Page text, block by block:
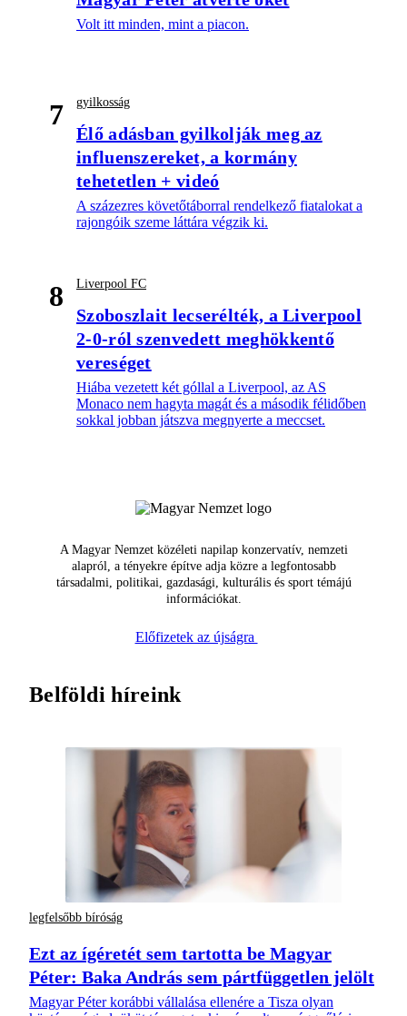
Volt itt minden, mint a piacon.
7 gyilkosság
Élő adásban gyilkolják meg az
influenszereket, a kormány
tehetetlen + videó
A százezres követőtáborral rendelkező fiatalokat a
rajongóik szeme láttára végzik ki.
8 Liverpool FC
Szoboszlait lecserélték, a Liverpool
2-0-ról szenvedett meghökkentő
vereséget
Hiába vezetett két góllal a Liverpool, az AS
Monaco nem hagyta magát és a második félidőben
sokkal jobban játszva megnyerte a meccset.
A Magyar Nemzet közéleti napilap konzervatív, nemzeti
alapról, a tényekre építve adja közre a legfontosabb
társadalmi, politikai, gazdasági, kulturális és sport témájú
információkat.
Előfizetek az újságra
Belföldi híreink
legfelsőbb bíróság
Ezt az ígéretét sem tartotta be Magyar
Péter: Baka András sem pártfüggetlen jelölt
Magyar Péter korábbi vállalása ellenére a Tisza olyan